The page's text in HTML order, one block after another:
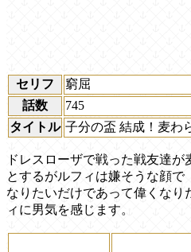
セリフ
窮屈
話数
745
タイトル 子分の盃 結成！麦わ
ドレスローザで戦った戦友達が
とするがルフィは嫌そうな顔で
なりたいだけであって偉くなり
ィに男気を感じます。